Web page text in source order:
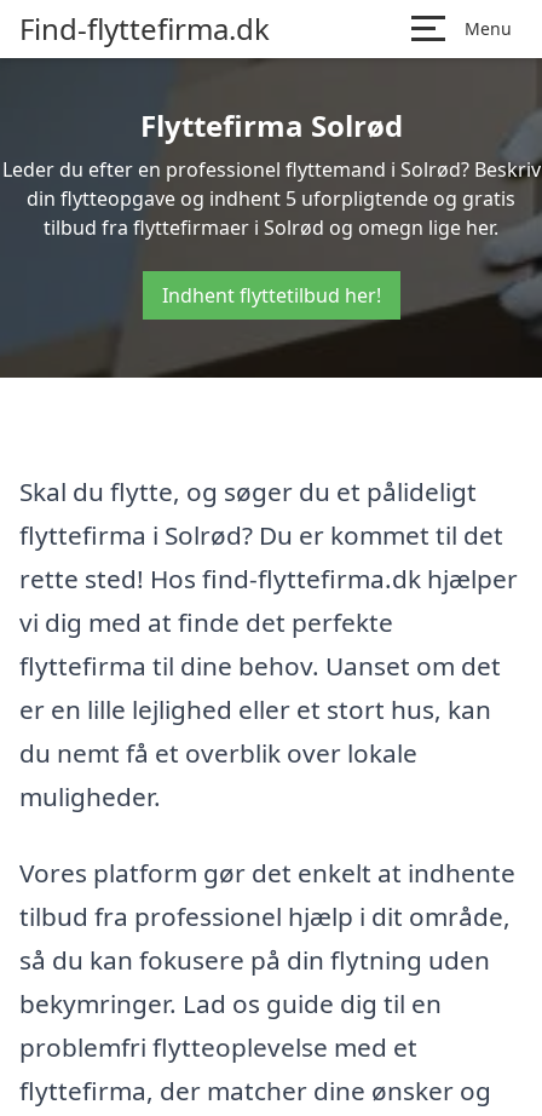
Find-flyttefirma.dk Menu
Flyttefirma Solrød
Leder du efter en professionel flyttemand i Solrød? Beskriv
din flytteopgave og indhent 5 uforpligtende og gratis
tilbud fra flyttefirmaer i Solrød og omegn lige her.
Indhent flyttetilbud her!
Skal du flytte, og søger du et pålideligt
flyttefirma i Solrød? Du er kommet til det
rette sted! Hos find-flyttefirma.dk hjælper
vi dig med at finde det perfekte
flyttefirma til dine behov. Uanset om det
er en lille lejlighed eller et stort hus, kan
du nemt få et overblik over lokale
muligheder.
Vores platform gør det enkelt at indhente
tilbud fra professionel hjælp i dit område,
så du kan fokusere på din flytning uden
bekymringer. Lad os guide dig til en
problemfri flytteoplevelse med et
flyttefirma, der matcher dine ønsker og